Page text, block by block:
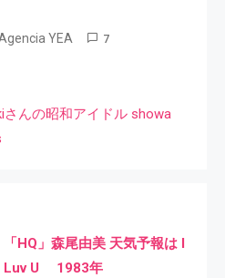
YEA 7
さんの昭和アイドル showa
「HQ」森尾由美 天気予報は I
Luv U 1983年